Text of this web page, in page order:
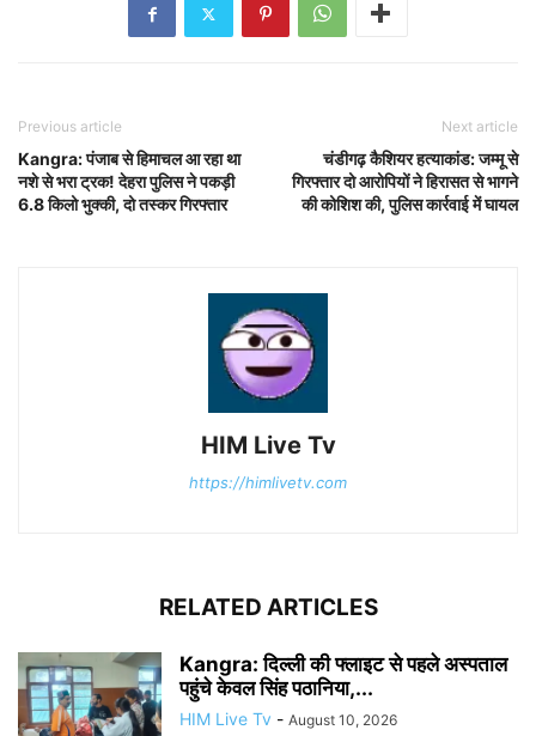
Previous article
Kangra: पंजाब से हिमाचल आ रहा था
नशे से भरा ट्रक! देहरा पुलिस ने पकड़ी
6.8 किलो भुक्की, दो तस्कर गिरफ्तार
Next article
चंडीगढ़ कैशियर हत्याकांड: जम्मू से
गिरफ्तार दो आरोपियों ने हिरासत से भागने
की कोशिश की, पुलिस कार्रवाई में घायल
HIM Live Tv
https://himlivetv.com
RELATED ARTICLES
Kangra: दिल्ली की फ्लाइट से पहले अस्पताल
पहुंचे केवल सिंह पठानिया,...
HIM Live Tv - August 10, 2026